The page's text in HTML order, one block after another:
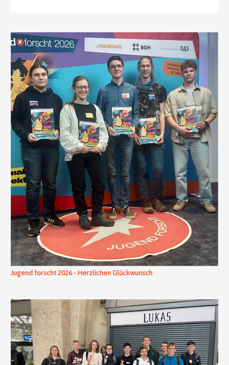
Jugend forscht 2026 - Herzlichen Glückwunsch